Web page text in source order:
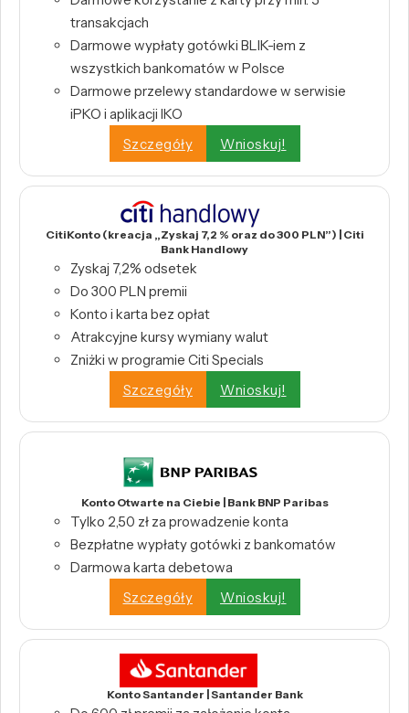
transakcjach
Darmowe wypłaty gotówki BLIK-iem z
wszystkich bankomatów w Polsce
Darmowe przelewy standardowe w serwisie
iPKO i aplikacji IKO
Szczegóły
Wnioskuj!
CitiKonto (kreacja „Zyskaj 7,2 % oraz do 300 PLN”) | Citi
Bank Handlowy
Zyskaj 7,2% odsetek
Do 300 PLN premii
Konto i karta bez opłat
Atrakcyjne kursy wymiany walut
Zniżki w programie Citi Specials
Szczegóły
Wnioskuj!
Konto Otwarte na Ciebie | Bank BNP Paribas
Tylko 2,50 zł za prowadzenie konta
Bezpłatne wypłaty gotówki z bankomatów
Darmowa karta debetowa
Szczegóły
Wnioskuj!
Konto Santander | Santander Bank